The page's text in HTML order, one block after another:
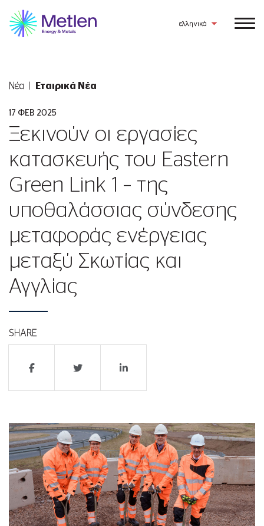
ελληνικά
Νέα Εταιρικά Νέα
17 ΦΕΒ 2025
Ξεκινούν οι εργασίες
κατασκευής του Eastern
Green Link 1 – της
υποθαλάσσιας σύνδεσης
μεταφοράς ενέργειας
μεταξύ Σκωτίας και
Αγγλίας
SHARE